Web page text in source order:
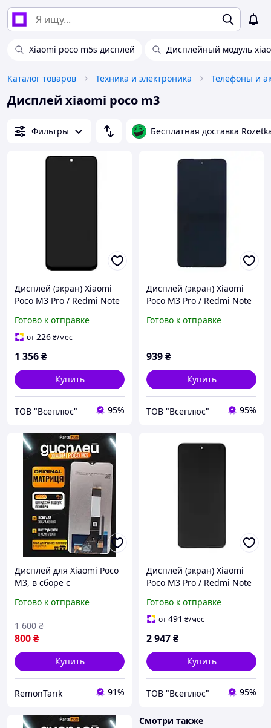
Xiaomi poco m5s дисплей Дисплейный модуль
Каталог товаров Техника и электроника Телефоны и
Дисплей xiaomi poco m3
Фильтры Бесплатная доставка
Дисплей (экран) Xiaomi
Poco M3 Pro / Redmi Note
сенсорным стеклом, Без
рамки, Черный
Готово к отправке
от226₴/мес
1 356₴
Купить
ТОВ "Всеплюс" 95%
Дисплей (экран) Xiaomi
Poco M3 Pro / Redmi Note
рамки, С сенсорным
Готово к отправке
939₴
Купить
ТОВ "Всеплюс" 95%
Дисплей для Xiaomi Poco
M3, в сборе с
Original + набор
Готово к отправке
800₴
1 600 ₴
Купить
RemonTarik 91%
Дисплей (экран) Xiaomi
Poco M3 Pro / Redmi Note
сенсорным стеклом, С
рамкой, Черный
Готово к отправке
от491 ₴/мес
2 947₴
Купить
ТОВ "Всеплюс" 95%
Смотри также